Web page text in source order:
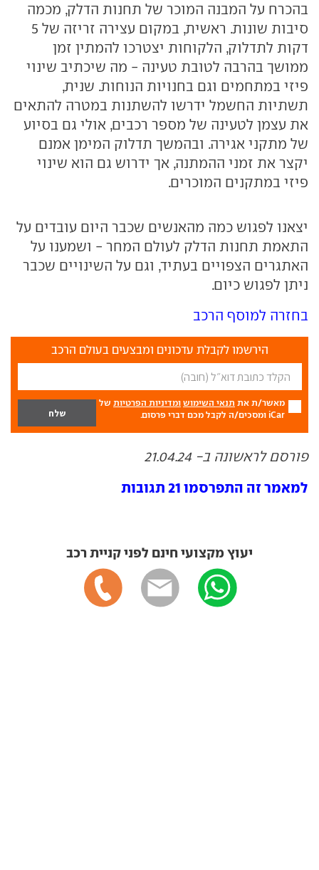
בהכרח על המבנה המוכר של תחנות הדלק, מכמה
סיבות שונות. ראשית, במקום עצירה זריזה של 5
דקות לתדלוק, הלקוחות יצטרכו להמתין זמן
ממושך בהרבה לטובת טעינה - מה שיכתיב שינוי
פיזי במתחמים וגם בחנויות הנוחות. שנית,
תשתיות החשמל ידרשו להשתנות במטרה להתאים
את עצמן לטעינה של מספר רכבים, אולי גם בסיוע
של מתקני אגירה. ובהמשך תדלוק המימן אמנם
יקצר את זמני ההמתנה, אך ידרוש גם הוא שינוי
פיזי במתקנים המוכרים.
יצאנו לפגוש כמה מהאנשים שכבר היום עובדים על
התאמת תחנות הדלק לעולם המחר - ושמענו על
האתגרים הצפויים בעתיד, וגם על השינויים שכבר
ניתן לפגוש כיום.
בחזרה למוסף הרכב
הירשמו לקבלת עדכונים ומבצעים בעולם הרכב
מאשר/ת את תנאי השימוש ומדיניות הפרטיות של
iCar ומסכים/ה לקבל מכם דברי פרסום.
פורסם לראשונה ב- 21.04.24
למאמר זה התפרסמו 21 תגובות
יעוץ מקצועי חינם לפני קניית רכב